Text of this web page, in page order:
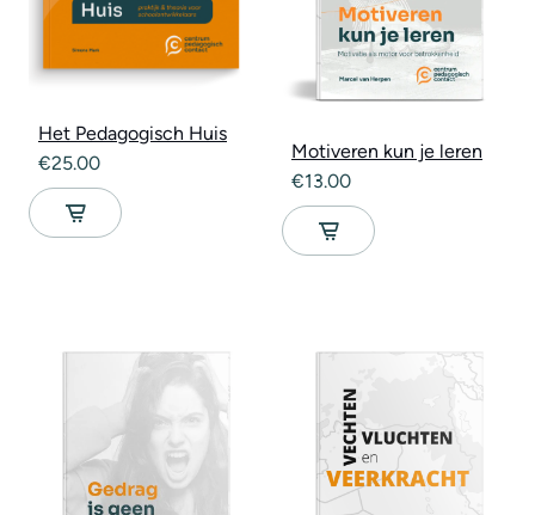
Het Pedagogisch Huis
€25.00
Motiveren kun je leren
€13.00